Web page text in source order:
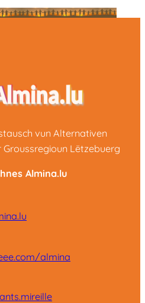
vun Alternativen
Lëtzebuerg
Almina.lu
almina